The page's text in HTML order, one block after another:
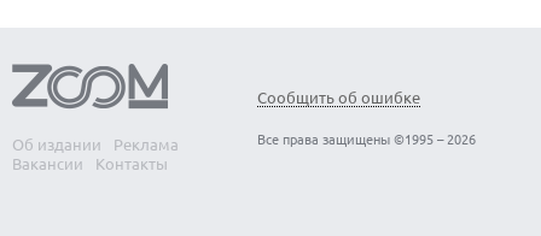
СПУТНИКОВОЙ СВЯЗЬЮ
06.08.2026
ФЕРМЕРЫ ИЗ КЕНТУККИ ОТВЕРГЛИ ПРЕДЛОЖЕНИЕ В 26
МИЛЛИОНОВ ДОЛЛАРОВ ЗА СТРОИТЕЛЬСТВО ЦОД
Об издании
Реклама
Вакансии
Контакты
Сообщить об ошибке
Все права защищены ©1995 – 2026